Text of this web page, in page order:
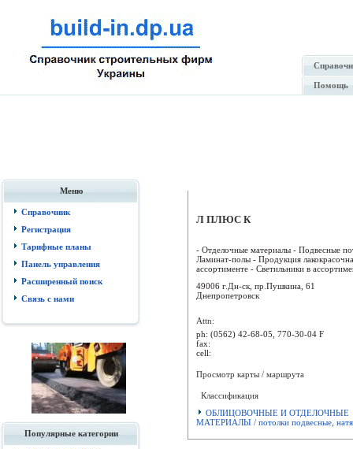
Помощь
Меню
Справочник
Регистрация
Тарифные планы
Панель управления
Расширенный поиск
Связь с нами
Популярные категории
Л ПЛЮС К
- Отделочные материалы - Подвесные
Ламинат-полы - Продукция
ассортименте - Светильники в
49006 г.Дн-ск, пр.Пушкина, 61
Днепропетровск
Attn:
ph: (0562) 42-68-05, 770-30-04 F
fax:
cell:
Просмотр карты / маршрута
Классификация
ОБЛИЦОВОЧНЫЕ И ОТДЕЛОЧНЫЕ
МАТЕРИАЛЫ / потолки подвесные,